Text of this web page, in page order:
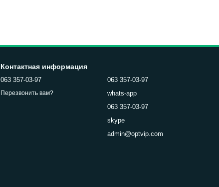
Контактная информация
063 357-03-97
Перезвонить вам?
063 357-03-97
whats-app
063 357-03-97
skype
admin@optvip.com